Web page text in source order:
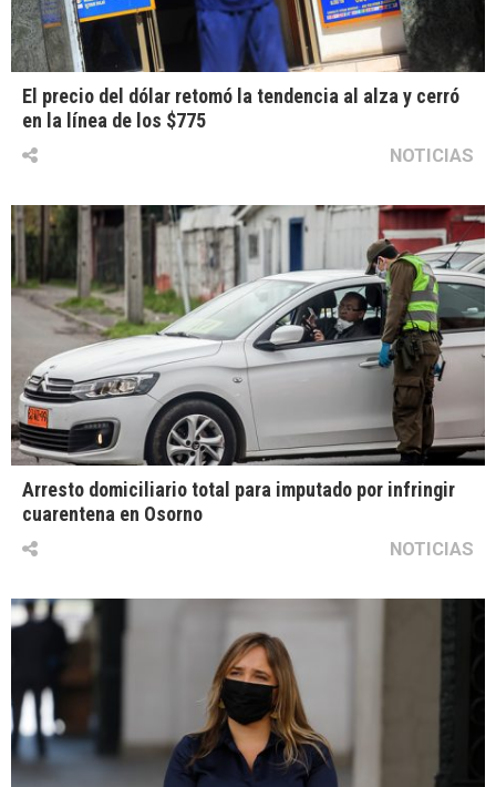
El precio del dólar retomó la tendencia al alza y cerró
en la línea de los $775
NOTICIAS
Arresto domiciliario total para imputado por infringir
cuarentena en Osorno
NOTICIAS